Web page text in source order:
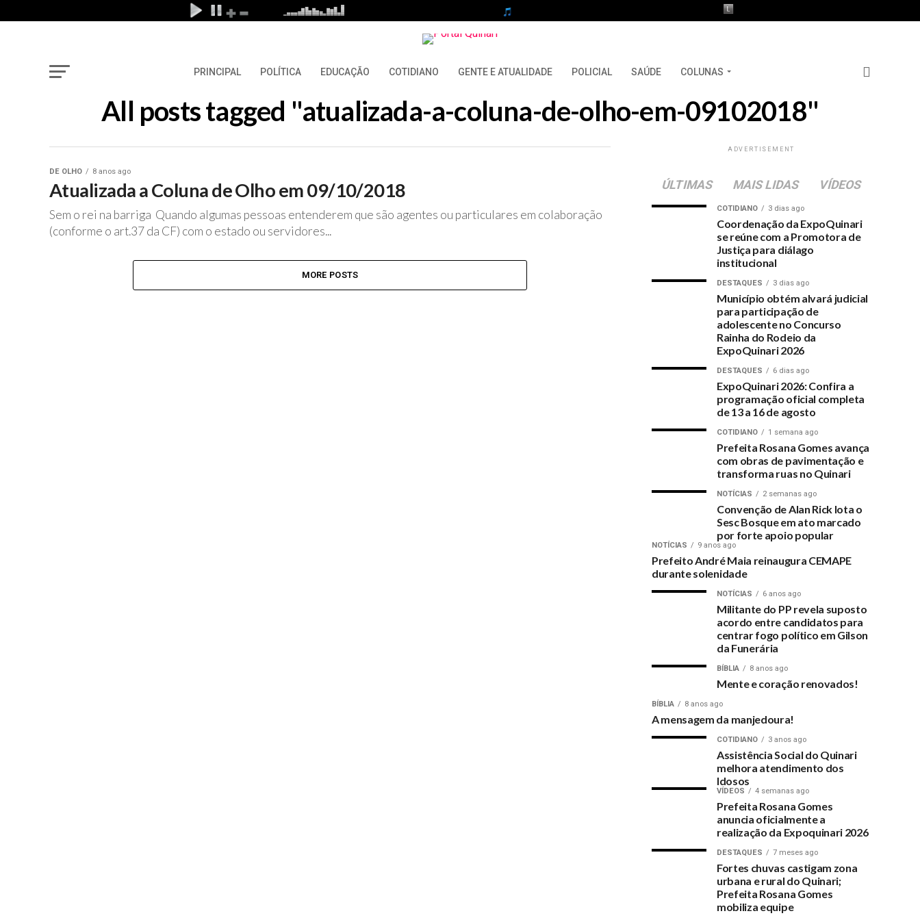
PRINCIPAL POLÍTICA EDUCAÇÃO COTIDIANO GENTE E ATUALIDADE POLICIAL SAÚDE COLUNAS
All posts tagged "atualizada-a-coluna-de-olho-em-09102018"
DE OLHO 8 anos ago
Atualizada a Coluna de Olho em 09/10/2018
Sem o rei na barriga Quando algumas pessoas entenderem que são agentes ou particulares em colaboração
(conforme o art.37 da CF) com o estado ou servidores...
MORE POSTS
ADVERTISEMENT
ÚLTIMAS MAIS LIDAS VÍDEOS
COTIDIANO 3 dias ago
Coordenação da ExpoQuinari
se reúne com a Promotora de
Justiça para diálago
institucional
DESTAQUES 3 dias ago
Município obtém alvará judicial
para participação de
adolescente no Concurso
Rainha do Rodeio da
ExpoQuinari 2026
DESTAQUES 6 dias ago
ExpoQuinari 2026: Confira a
programação oficial completa
de 13 a 16 de agosto
COTIDIANO 1 semana ago
Prefeita Rosana Gomes avança
com obras de pavimentação e
transforma ruas no Quinari
NOTÍCIAS 2 semanas ago
Convenção de Alan Rick lota o
Sesc Bosque em ato marcado
por forte apoio popular
NOTÍCIAS 9 anos ago
Prefeito André Maia reinaugura CEMAPE
durante solenidade
NOTÍCIAS 6 anos ago
Militante do PP revela suposto
acordo entre candidatos para
centrar fogo político em Gilson
da Funerária
BÍBLIA 8 anos ago
Mente e coração renovados!
BÍBLIA 8 anos ago
A mensagem da manjedoura!
COTIDIANO 3 anos ago
Assistência Social do Quinari
melhora atendimento dos
Idosos
VÍDEOS 4 semanas ago
Prefeita Rosana Gomes
anuncia oficialmente a
realização da Expoquinari 2026
DESTAQUES 7 meses ago
Fortes chuvas castigam zona
urbana e rural do Quinari;
Prefeita Rosana Gomes
mobiliza equipe